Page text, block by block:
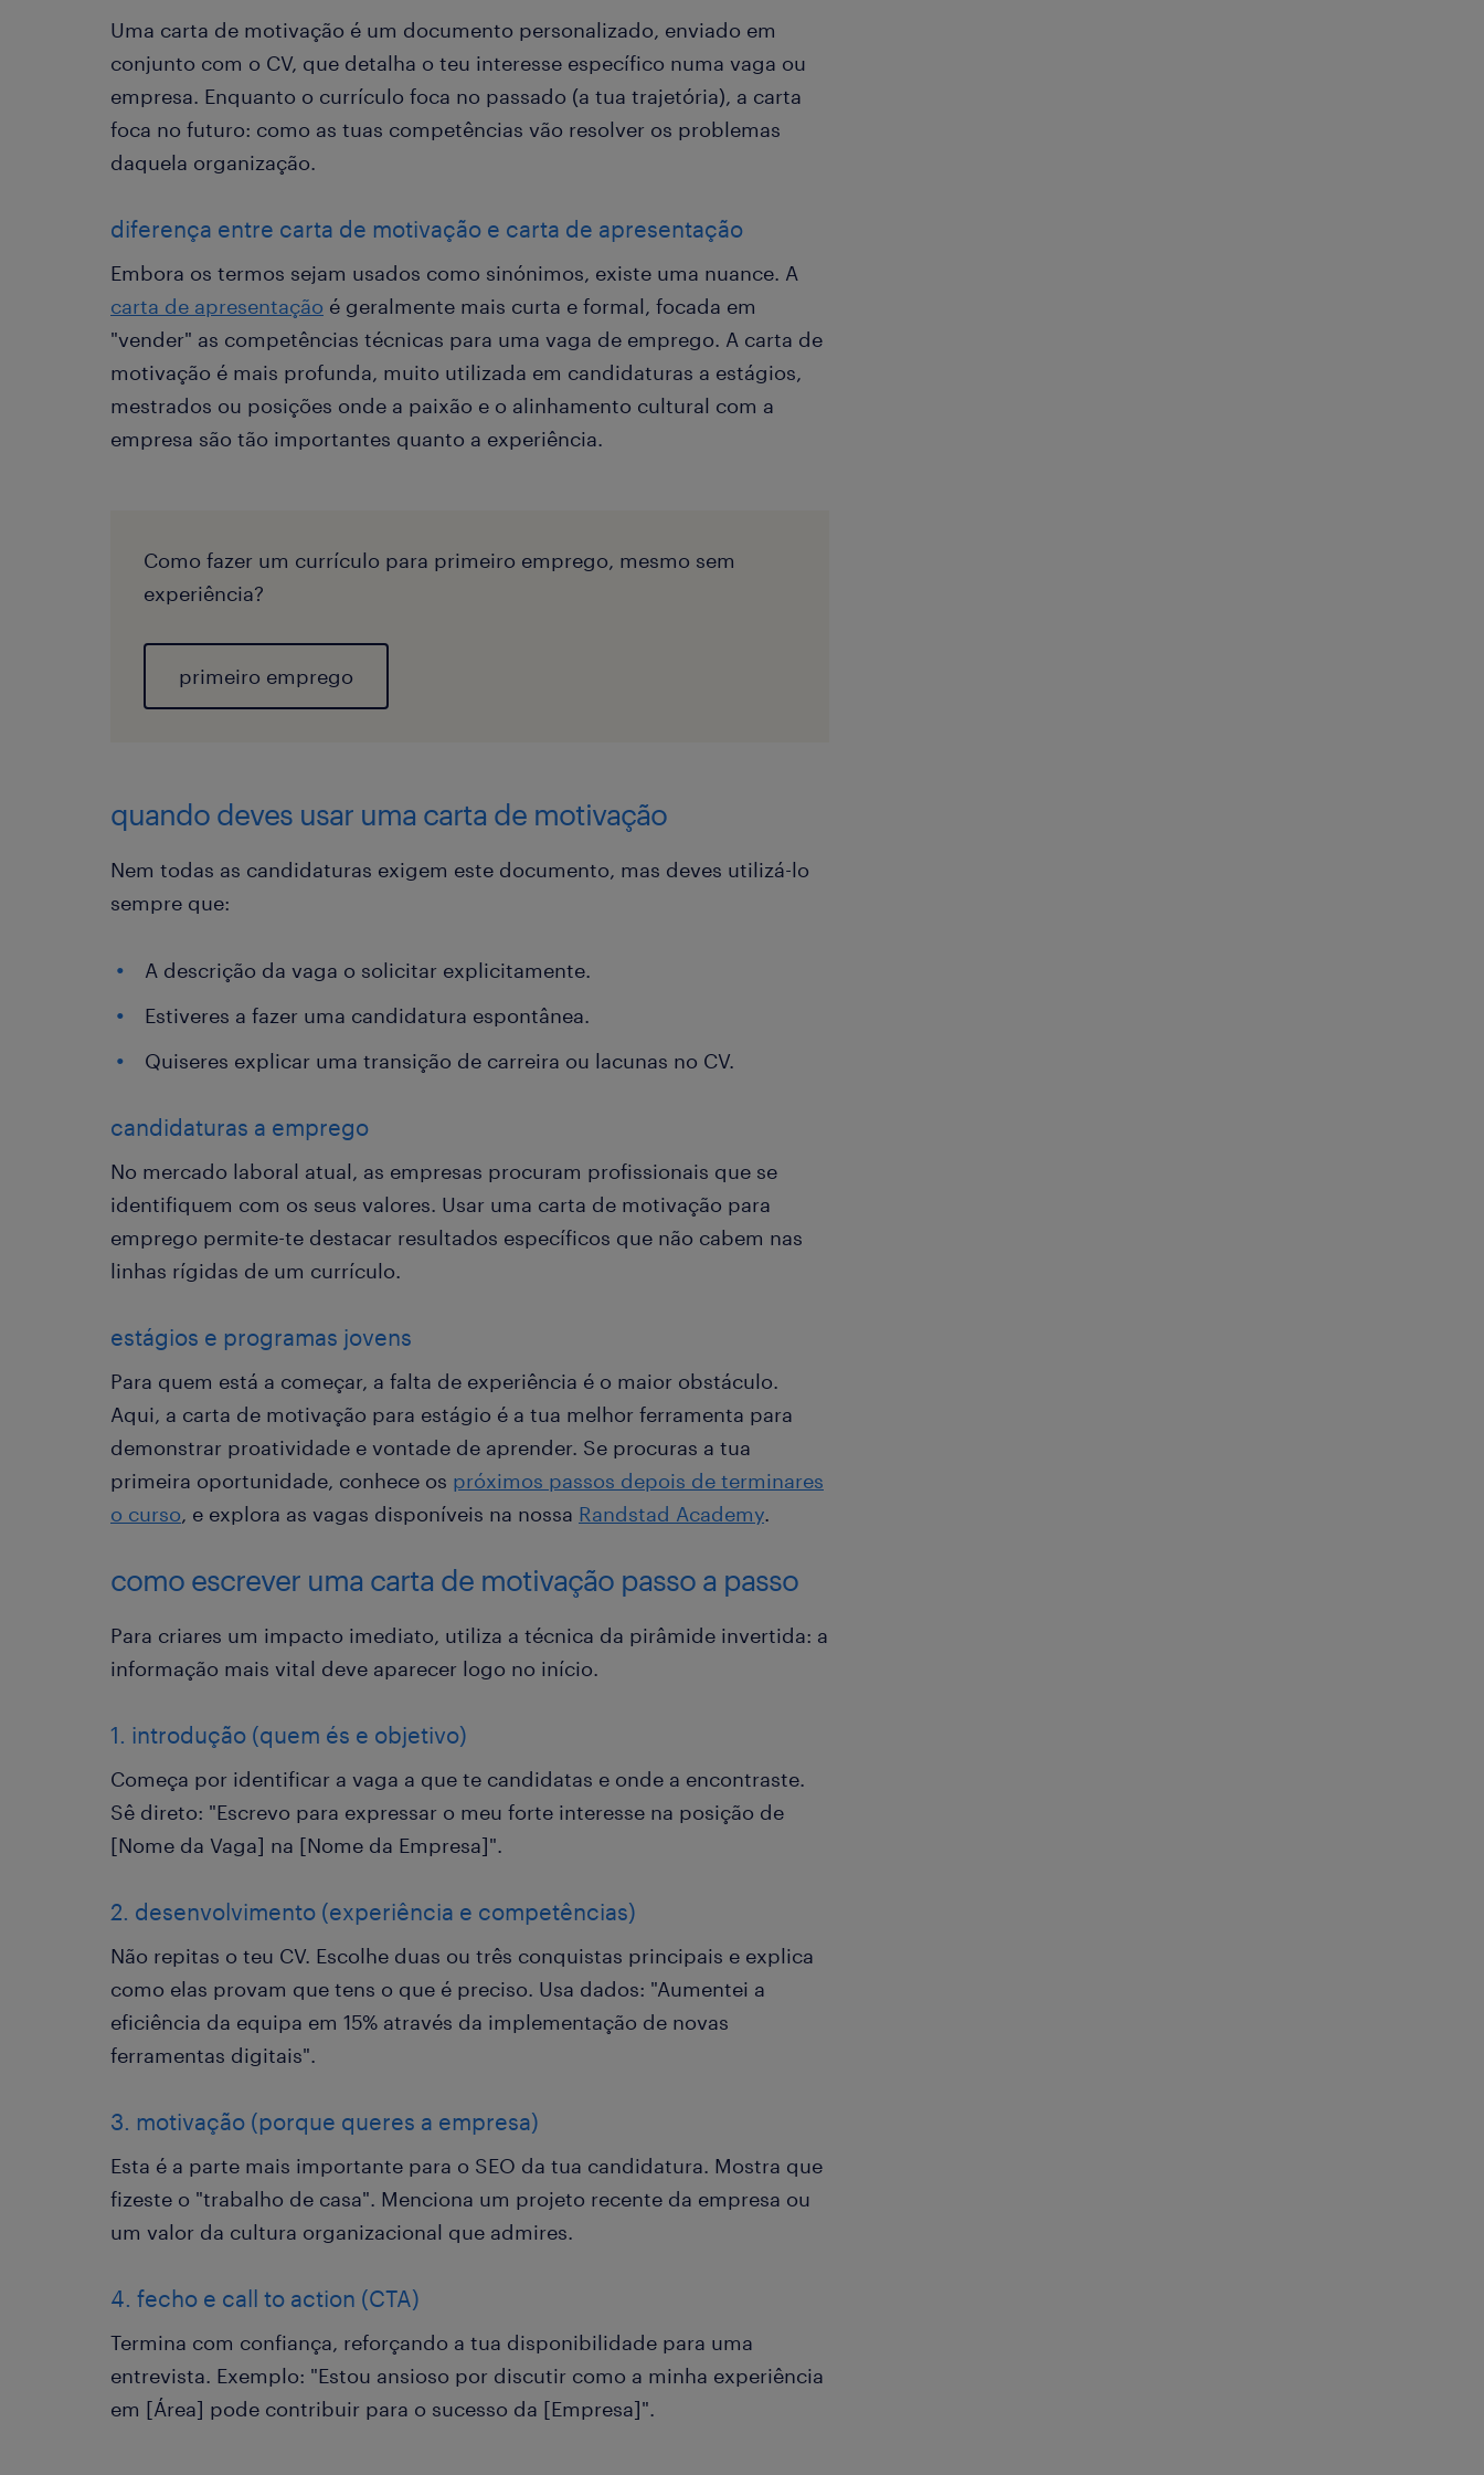
Uma carta de motivação é um documento personalizado, enviado em
conjunto com o CV, que detalha o teu interesse específico numa vaga ou
empresa. Enquanto o currículo foca no passado (a tua trajetória), a carta
foca no futuro: como as tuas competências vão resolver os problemas
daquela organização.
diferença entre carta de motivação e carta de apresentação
Embora os termos sejam usados como sinónimos, existe uma nuance. A
carta de apresentação é geralmente mais curta e formal, focada em
"vender" as competências técnicas para uma vaga de emprego. A carta de
motivação é mais profunda, muito utilizada em candidaturas a estágios,
mestrados ou posições onde a paixão e o alinhamento cultural com a
empresa são tão importantes quanto a experiência.
Como fazer um currículo para primeiro emprego, mesmo sem
experiência?
primeiro emprego
quando deves usar uma carta de motivação
Nem todas as candidaturas exigem este documento, mas deves utilizá-lo
sempre que:
A descrição da vaga o solicitar explicitamente.
Estiveres a fazer uma candidatura espontânea.
Quiseres explicar uma transição de carreira ou lacunas no CV.
candidaturas a emprego
No mercado laboral atual, as empresas procuram profissionais que se
identifiquem com os seus valores. Usar uma carta de motivação para
emprego permite-te destacar resultados específicos que não cabem nas
linhas rígidas de um currículo.
estágios e programas jovens
Para quem está a começar, a falta de experiência é o maior obstáculo.
Aqui, a carta de motivação para estágio é a tua melhor ferramenta para
demonstrar proatividade e vontade de aprender. Se procuras a tua
primeira oportunidade, conhece os próximos passos depois de terminares
o curso, e explora as vagas disponíveis na nossa Randstad Academy.
como escrever uma carta de motivação passo a passo
Para criares um impacto imediato, utiliza a técnica da pirâmide invertida: a
informação mais vital deve aparecer logo no início.
1. introdução (quem és e objetivo)
Começa por identificar a vaga a que te candidatas e onde a encontraste.
Sê direto: "Escrevo para expressar o meu forte interesse na posição de
[Nome da Vaga] na [Nome da Empresa]".
2. desenvolvimento (experiência e competências)
Não repitas o teu CV. Escolhe duas ou três conquistas principais e explica
como elas provam que tens o que é preciso. Usa dados: "Aumentei a
eficiência da equipa em 15% através da implementação de novas
ferramentas digitais".
3. motivação (porque queres a empresa)
Esta é a parte mais importante para o SEO da tua candidatura. Mostra que
fizeste o "trabalho de casa". Menciona um projeto recente da empresa ou
um valor da cultura organizacional que admires.
4. fecho e call to action (CTA)
Termina com confiança, reforçando a tua disponibilidade para uma
entrevista. Exemplo: "Estou ansioso por discutir como a minha experiência
em [Área] pode contribuir para o sucesso da [Empresa]".